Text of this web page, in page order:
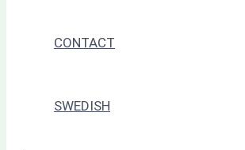
CONTACT
SWEDISH